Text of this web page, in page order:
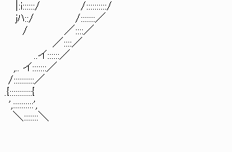
/::::::::::/
/:::::::／
／::::／
::::／
／
／
／